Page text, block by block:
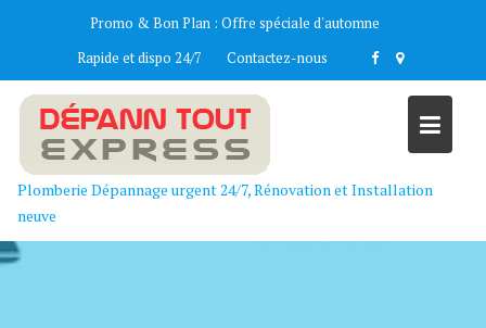
Promo & Bon Plan : Offre spéciale d'automne
Rapide et dispo 24/7
Contactez-nous
Plomberie Dépannage urgent 24/7, Rénovation et Installation
neuve